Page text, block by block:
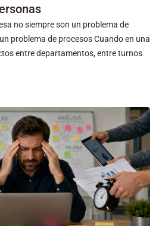
no siempre son un problema de
problema de procesos Cuando en una
entre departamentos, entre turnos